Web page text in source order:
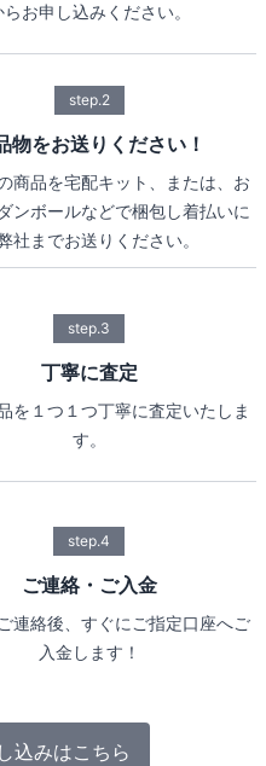
らお申し込みください。
step.2
物をお送りください！
商品を宅配キット、または、お
ンボールなどで梱包し着払いに
社までお送りください。
step.3
丁寧に査定
を１つ１つ丁寧に査定いたしま
す。
step.4
ご連絡・ご入金
連絡後、すぐにご指定口座へご
入金します！
込みはこちら